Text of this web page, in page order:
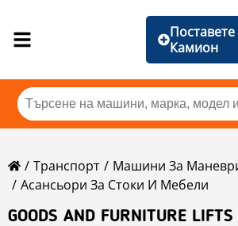
Камион
Транспорт
Машини За
Асансьори За Стоки И Мебели
GOODS AND FURNITURE LIFTS